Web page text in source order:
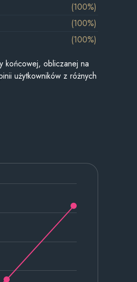
(100%)
(100%)
(100%)
końcowej, obliczanej na
użytkowników z różnych